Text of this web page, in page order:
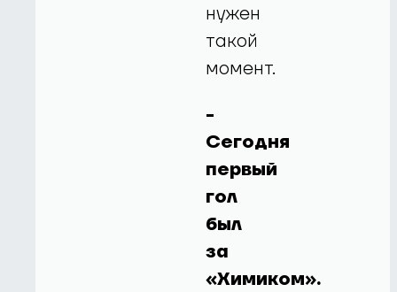
нужен
такой
момент.
-
Сегодня
первый
гол
был
за
«Химиком».